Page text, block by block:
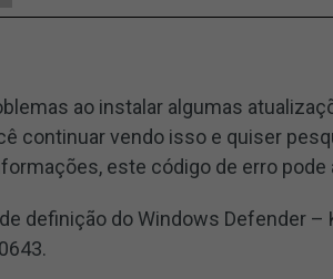
ao instalar algumas
continuar vendo isso e quiser
este código de erro pode
definição do Windows Defender –